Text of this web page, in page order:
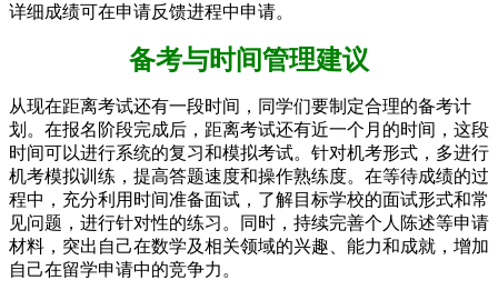
详细成绩可在申请反馈进程中申请。
备考与时间管理建议
从现在距离考试还有一段时间，同学们要制定合理的备考计
划。在报名阶段完成后，距离考试还有近一个月的时间，这段
时间可以进行系统的复习和模拟考试。针对机考形式，多进行
机考模拟训练，提高答题速度和操作熟练度。在等待成绩的过
程中，充分利用时间准备面试，了解目标学校的面试形式和常
见问题，进行针对性的练习。同时，持续完善个人陈述等申请
材料，突出自己在数学及相关领域的兴趣、能力和成就，增加
自己在留学申请中的竞争力。